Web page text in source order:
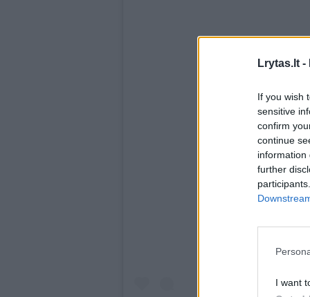
Lrytas.lt -
If you wish
sensitive
confirm
continue
information
further
I want
View this